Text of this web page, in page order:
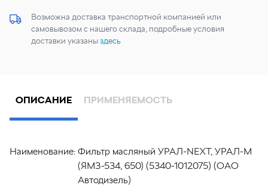
Возможна доставка транспортной компанией или
самовывозом с нашего склада, подробные условия
доставки указаныздесь
ОПИСАНИЕ ПРИМЕНЯЕМОСТЬ
Наименование: Фильтр масляный УРАЛ-NEXT, УРАЛ-М
(ЯМЗ-534, 650) (5340-1012075) (ОАО
Автодизель)